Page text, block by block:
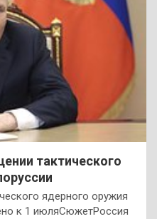
тактического
ядерного оружия
к 1 июляСюжетРоссия